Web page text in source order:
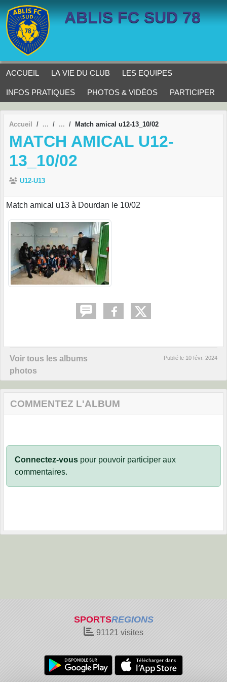
ABLIS FC SUD 78
ACCUEIL LA VIE DU CLUB LES EQUIPES
INFOS PRATIQUES PHOTOS & VIDÉOS PARTICIPER
Accueil Match amical u12-13_10/02
MATCH AMICAL U12-
13_10/02
U12-U13
Match amical u13 à Dourdan le 10/02
Voir tous les albums
photos
Publié le 10 févr. 2024
COMMENTEZ L'ALBUM
Connectez-vous pour pouvoir participer aux
commentaires.
SPORTSREGIONS
91121 visites
Panneau de gestion des cookies